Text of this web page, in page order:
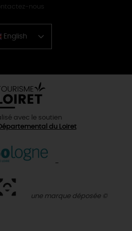
nous
English
Chinese
avec le soutien
du Loiret
une marque déposée ©